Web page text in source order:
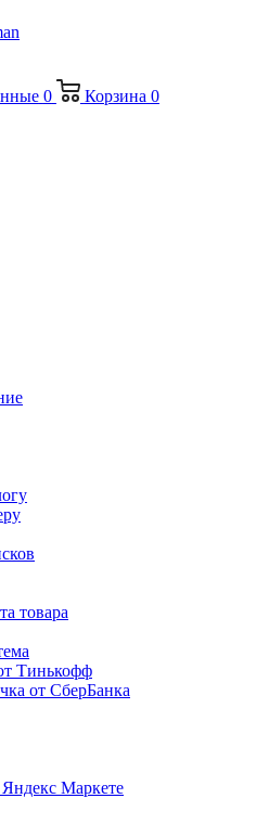
0 Корзина 0
товара
Тинькофф
от СберБанка
Маркете